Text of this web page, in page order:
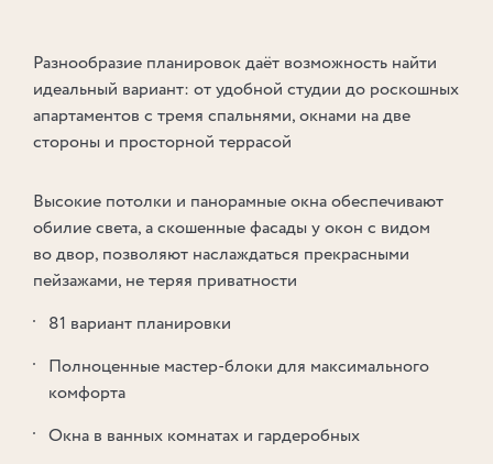
Разнообразие планировок даёт возможность найти
идеальный вариант: от удобной студии до роскошных
апартаментов с тремя спальнями, окнами на две
стороны и просторной террасой
Высокие потолки и панорамные окна обеспечивают
обилие света, а скошенные фасады у окон с видом
во двор, позволяют наслаждаться прекрасными
пейзажами, не теряя приватности
81 вариант планировки
Полноценные мастер⁠⁠-⁠⁠блоки для максимального
комфорта
Окна в ванных комнатах и гардеробных